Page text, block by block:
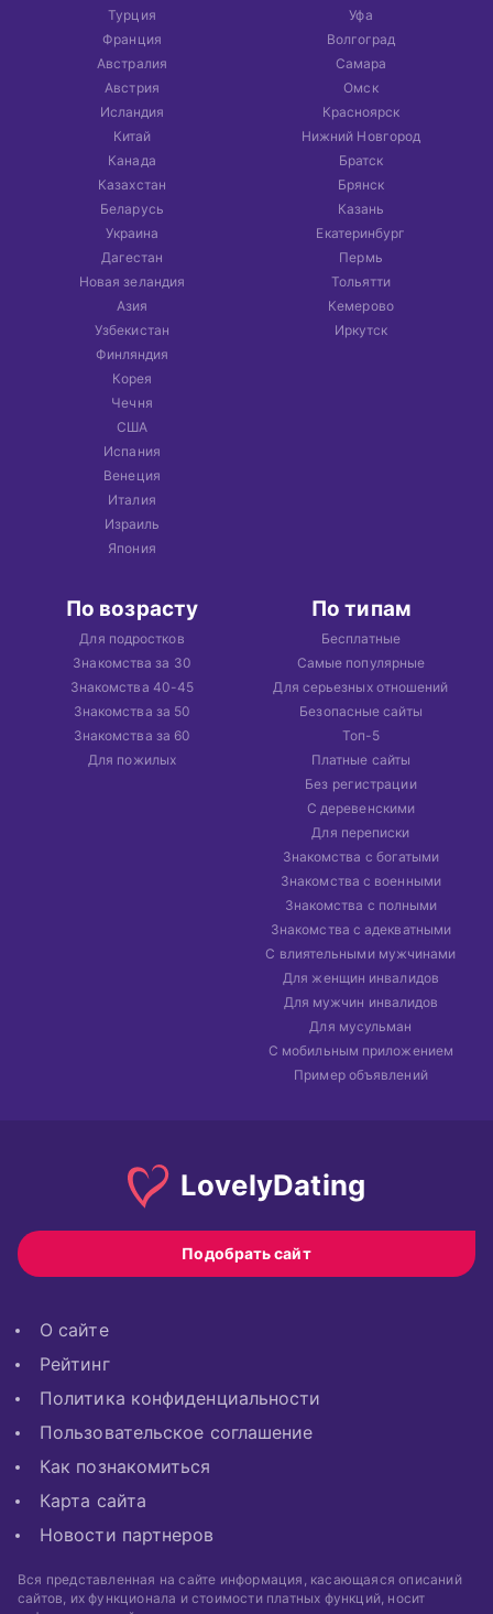
Турция
Франция
Австралия
Австрия
Исландия
Китай
Канада
Казахстан
Беларусь
Украина
Дагестан
Новая зеландия
Азия
Узбекистан
Финляндия
Корея
Чечня
США
Испания
Венеция
Италия
Израиль
Япония
Уфа
Волгоград
Самара
Омск
Красноярск
Нижний Новгород
Братск
Брянск
Казань
Екатеринбург
Пермь
Тольятти
Кемерово
Иркутск
По возрасту
Для подростков
Знакомства за 30
Знакомства 40-45
Знакомства за 50
Знакомства за 60
Для пожилых
По типам
Бесплатные
Самые популярные
Для серьезных отношений
Безопасные сайты
Топ-5
Платные сайты
Без регистрации
С деревенскими
Для переписки
Знакомства с богатыми
Знакомства с военными
Знакомства с полными
Знакомства с адекватными
С влиятельными мужчинами
Для женщин инвалидов
Для мужчин инвалидов
Для мусульман
С мобильным приложением
Пример объявлений
LovelyDating
Подобрать сайт
О сайте
Рейтинг
Политика конфиденциальности
Пользовательское соглашение
Как познакомиться
Карта сайта
Новости партнеров
Вся представленная на сайте информация, касающаяся описаний
сайтов, их функционала и стоимости платных функций, носит